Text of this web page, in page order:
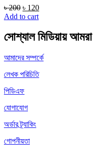
৳200 ৳ 120
Add to cart
সোশ্যাল মিডিয়ায় আমরা
আমাদের সম্পর্কে
লেখক পরিচিতি
পিডিএফ
যোগাযোগ
অর্ডার ট্র্যাকিং
গোপনীয়তা